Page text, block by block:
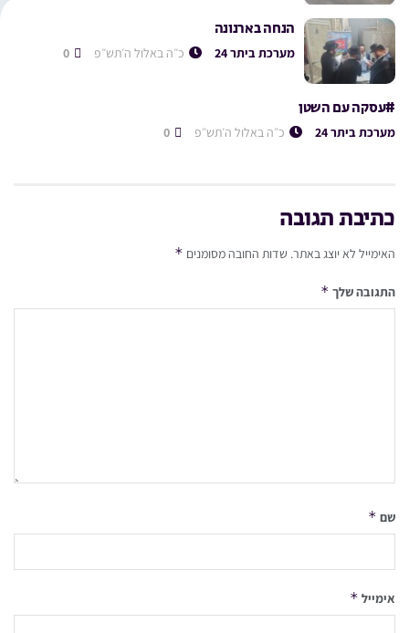
הנחה בארנונה
מערכת ביתר 24 כ״ה באלול ה׳תש״פ
#עסקה עם השטן
מערכת ביתר 24 כ״ה באלול ה׳תש״פ
כתיבת תגובה
האימייל לא יוצג באתר. שדות החובה מסומנים *
התגובה שלך *
שם *
אימייל *